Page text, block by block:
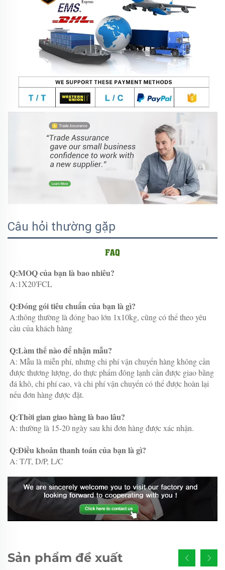
Câu hỏi thường gặp
Q:MOQ của bạn là bao nhiêu?
A:1X20'FCL
Q:Đóng gói tiêu chuẩn của bạn là gì?
A:thông thường là đóng bao lớn 1x10kg, cũng có thể theo yêu
cầu của khách hàng
Q:Làm thế nào để nhận mẫu?
A: Mẫu là miễn phí, nhưng chi phí vận chuyển hàng không cần
được thương lượng, do thực phẩm đông lạnh cần được giao bằng
đá khô, chi phí cao, và chi phí vận chuyển có thể được hoàn lại
nếu đơn hàng được đặt.
Q:Thời gian giao hàng là bao lâu?
A: thường là 15-20 ngày sau khi đơn hàng được xác nhận.
Q:Điều khoản thanh toán của bạn là gì?
A: T/T, D/P, L/C
Sản phẩm đề xuất